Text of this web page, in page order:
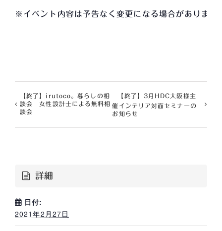
※イベント内容は予告なく変更になる場合があります
【終了】irutoco。暮らしの相
談会 女性設計士による無料相
談会
【終了】3月HDC大阪様主
催インテリア対面セミナーの
お知らせ
詳細
日付:
2021年2月27日